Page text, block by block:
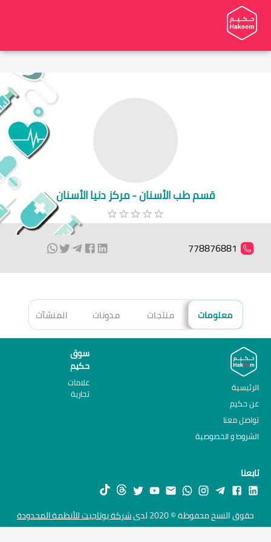
قسم طب الأسنان - مركز دنيا الأسنان
778876881
معلومات منتجات مدونات المنشآت
الرئيسية
عن حكيم
تواصل معنا
الشروط و الخصوصية
سوق
حكيم
علامات
تجارية
تابعنا
حقوق النسخ محفوظة © 2020 لدى شركة يوتاجيت للأنظمة المحدودة